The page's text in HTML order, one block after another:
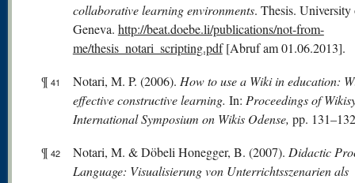
collaborative learning environments. Thesis. University
Geneva. http://beat.doebe.li/publications/not-from-
me/thesis_notari_scripting.pdf[Abruf am 01.06.2013].
¶ 41 Notari, M. P. (2006). How to use a Wiki in education:
effective constructive learning. In: Proceedings of
International Symposium on Wikis Odense, pp.
¶ 42 Notari, M. & Döbeli Honegger, B. (2007). Didactic
Language: Visualisierung von Unterrichtsszenarien als